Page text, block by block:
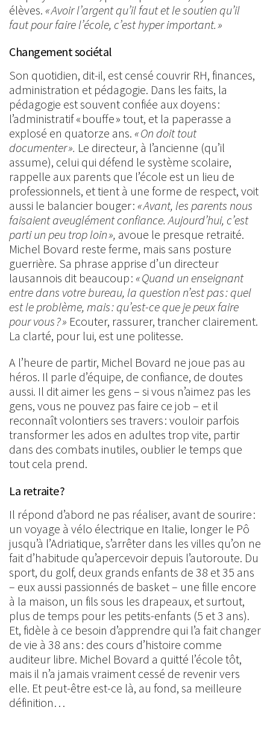
élèves. « Avoir l’argent qu’il faut et le soutien qu’il
faut pour faire l’école, c’est hyper important. »
Changement sociétal
Son quotidien, dit-il, est censé couvrir RH, finances,
administration et pédagogie. Dans les faits, la
pédagogie est souvent confiée aux doyens :
l’administratif « bouffe » tout, et la paperasse a
explosé en quatorze ans. « On doit tout
documenter ». Le directeur, à l’ancienne (qu’il
assume), celui qui défend le système scolaire,
rappelle aux parents que l’école est un lieu de
professionnels, et tient à une forme de respect, voit
aussi le balancier bouger : « Avant, les parents nous
faisaient aveuglément confiance. Aujourd’hui, c’est
parti un peu trop loin », avoue le presque retraité.
Michel Bovard reste ferme, mais sans posture
guerrière. Sa phrase apprise d’un directeur
lausannois dit beaucoup : « Quand un enseignant
entre dans votre bureau, la question n’est pas : quel
est le problème, mais : qu’est-ce que je peux faire
pour vous ? » Ecouter, rassurer, trancher clairement.
La clarté, pour lui, est une politesse.
A l’heure de partir, Michel Bovard ne joue pas au
héros. Il parle d’équipe, de confiance, de doutes
aussi. Il dit aimer les gens – si vous n’aimez pas les
gens, vous ne pouvez pas faire ce job – et il
reconnaît volontiers ses travers : vouloir parfois
transformer les ados en adultes trop vite, partir
dans des combats inutiles, oublier le temps que
tout cela prend.
La retraite ?
Il répond d’abord ne pas réaliser, avant de sourire :
un voyage à vélo électrique en Italie, longer le Pô
jusqu’à l’Adriatique, s’arrêter dans les villes qu’on ne
fait d’habitude qu’apercevoir depuis l’autoroute. Du
sport, du golf, deux grands enfants de 38 et 35 ans
– eux aussi passionnés de basket – une fille encore
à la maison, un fils sous les drapeaux, et surtout,
plus de temps pour les petits-enfants (5 et 3 ans).
Et, fidèle à ce besoin d’apprendre qui l’a fait changer
de vie à 38 ans : des cours d’histoire comme
auditeur libre. Michel Bovard a quitté l’école tôt,
mais il n’a jamais vraiment cessé de revenir vers
elle. Et peut-être est-ce là, au fond, sa meilleure
définition…